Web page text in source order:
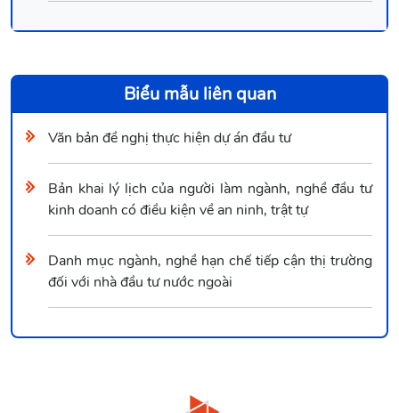
Biểu mẫu liên quan
Văn bản đề nghị thực hiện dự án đầu tư
Bản khai lý lịch của người làm ngành, nghề đầu tư
kinh doanh có điều kiện về an ninh, trật tự
Danh mục ngành, nghề hạn chế tiếp cận thị trường
đối với nhà đầu tư nước ngoài